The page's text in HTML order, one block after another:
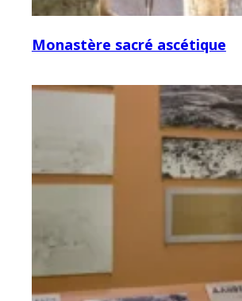
Monastère sacré ascétique